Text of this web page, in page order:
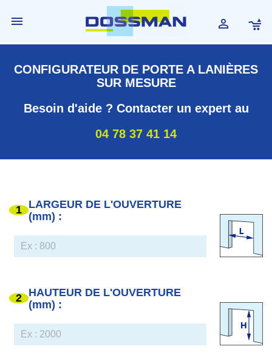
 
CONFIGURATEUR DE PORTE A LANIÈRES
SUR MESURE
Besoin d'aide ? Contacter un expert au
04 78 37 41 14
1
LARGEUR DE L'OUVERTURE
(mm) :
2
HAUTEUR DE L'OUVERTURE
(mm) :